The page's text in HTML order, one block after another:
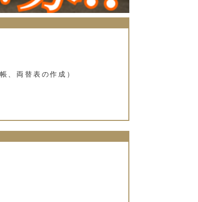
、両替表の作成）